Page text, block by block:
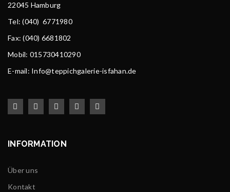
22045 Hamburg
Tel: (040) 6771980
Fax: (040) 6681802
Mobil: 015730410290
E-mail: Info@teppichgalerie-isfahan.de
INFORMATION
Über uns
Kontakt